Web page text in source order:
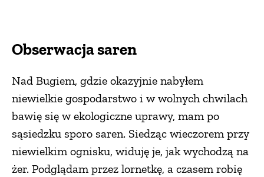
Obserwacja saren
Nad Bugiem, gdzie okazyjnie nabyłem
niewielkie gospodarstwo i w wolnych chwilach
bawię się w ekologiczne uprawy, mam po
sąsiedzku sporo saren. Siedząc wieczorem przy
niewielkim ognisku, widuję je, jak wychodzą na
żer. Podglądam przez lornetkę, a czasem robię